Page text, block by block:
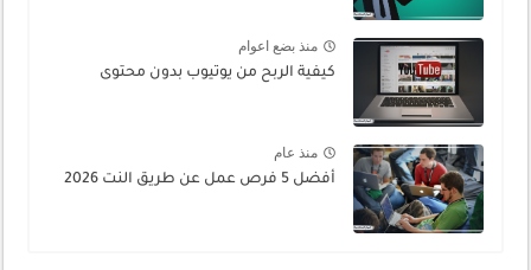
منذ بضع اعوام
كيفية الربح من يوتيوب بدون محتوى
منذ عام
أفضل 5 فرص عمل عن طريق النت 2026